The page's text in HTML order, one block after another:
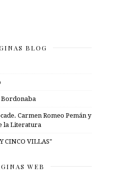
BLOG
Carmen Romeo Pemán y
la Literatura
CINCO VILLAS"
WEB